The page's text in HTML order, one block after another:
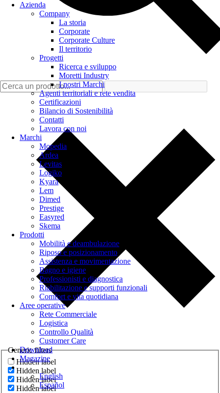
Generic filters
Hidden label
Hidden label
Hidden label
Hidden label
Azienda
Company
La storia
Corporate
Corporate Culture
Il territorio
Progetti
Ricerca e sviluppo
Moretti Industry
I nostri Marchi
Agenti territoriali e rete vendita
Certificazioni
Bilancio di Sostenibilità
Contatti
Lavora con noi
Marchi
Mopedia
Ardea
Levitas
Logiko
Kyara
Lem
Dimed
Prestige
Easyred
Skema
Prodotti
Mobilità e deambulazione
Riposo e posizionamento
Assistenza e movimentazione
Bagno e igiene
Professionisti e diagnostica
Riabilitazione e supporti funzionali
Comfort e vita quotidiana
Aree operative
Rete Commerciale
Logistica
Controllo Qualità
Customer Care
Download
Magazine
English
Español